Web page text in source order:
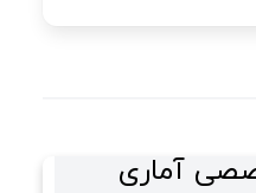
آماری